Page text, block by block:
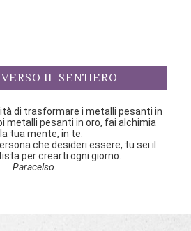
IL SENTIERO
di trasformare i metalli pesanti in
metalli pesanti in oro, fai alchimia
tua mente, in te.
che desideri essere, tu sei il
per crearti ogni giorno.
Paracelso.